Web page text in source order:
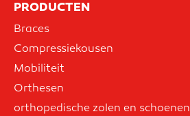
PRODUCTEN
Braces
Compressiekousen
Mobiliteit
Orthesen
orthopedische zolen en schoenen